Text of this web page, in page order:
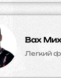
Вах
Легкий